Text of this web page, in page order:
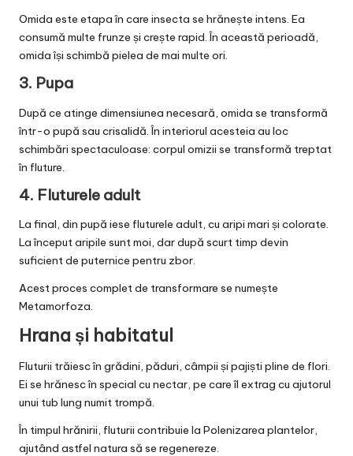
Omida este etapa în care insecta se hrănește intens. Ea
consumă multe frunze și crește rapid. În această perioadă,
omida își schimbă pielea de mai multe ori.
3. Pupa
După ce atinge dimensiunea necesară, omida se transformă
într-o pupă sau crisalidă. În interiorul acesteia au loc
schimbări spectaculoase: corpul omizii se transformă treptat
în fluture.
4. Fluturele adult
La final, din pupă iese fluturele adult, cu aripi mari și colorate.
La început aripile sunt moi, dar după scurt timp devin
suficient de puternice pentru zbor.
Acest proces complet de transformare se numește
Metamorfoza.
Hrana și habitatul
Fluturii trăiesc în grădini, păduri, câmpii și pajiști pline de flori.
Ei se hrănesc în special cu nectar, pe care îl extrag cu ajutorul
unui tub lung numit trompă.
În timpul hrănirii, fluturii contribuie la Polenizarea plantelor,
ajutând astfel natura să se regenereze.